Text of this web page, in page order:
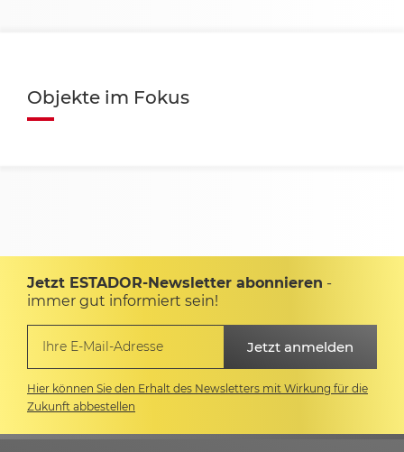
Objekte im Fokus
Jetzt ESTADOR-Newsletter abonnieren -
immer gut informiert sein!
Hier können Sie den Erhalt des Newsletters mit Wirkung für die
Zukunft abbestellen